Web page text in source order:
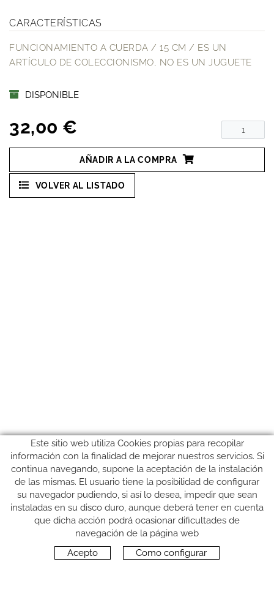
CARACTERÍSTICAS
FUNCIONAMIENTO A CUERDA / 15 CM / ES UN
ARTÍCULO DE COLECCIONISMO, NO ES UN JUGUETE
DISPONIBLE
32,00 €
AÑADIR A LA COMPRA
VOLVER AL LISTADO
SÍGUENOS
Este sitio web utiliza Cookies propias para recopilar
información con la finalidad de mejorar nuestros servicios. Si
continua navegando, supone la aceptación de la instalación
de las mismas. El usuario tiene la posibilidad de configurar
su navegador pudiendo, si así lo desea, impedir que sean
instaladas en su disco duro, aunque deberá tener en cuenta
que dicha acción podrá ocasionar dificultades de
navegación de la página web
Acepto
Como configurar